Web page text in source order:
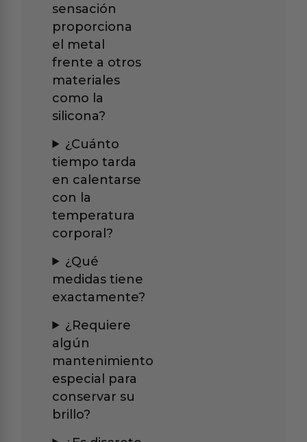
sensación
proporciona
el metal
frente a otros
materiales
como la
silicona?
¿Cuánto
tiempo tarda
en calentarse
con la
temperatura
corporal?
¿Qué
medidas tiene
exactamente?
¿Requiere
algún
mantenimiento
especial para
conservar su
brillo?